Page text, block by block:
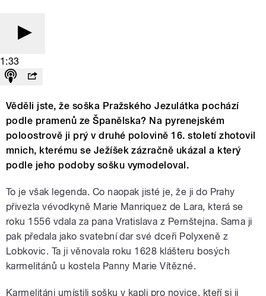
1:33
Věděli jste, že soška Pražského Jezulátka pochází
podle pramenů ze Španělska? Na pyrenejském
poloostrově ji prý v druhé polovině 16. století zhotovil
mnich, kterému se Ježíšek zázračně ukázal a který
podle jeho podoby sošku vymodeloval.
To je však legenda. Co naopak jisté je, že ji do Prahy
přivezla vévodkyně Marie Manriquez de Lara, která se
roku 1556 vdala za pana Vratislava z Pernštejna. Sama ji
pak předala jako svatební dar své dceři Polyxeně z
Lobkovic. Ta ji věnovala roku 1628 klášteru bosých
karmelitánů u kostela Panny Marie Vítězné.
Karmelitáni umístili sošku v kapli pro novice, kteří si ji